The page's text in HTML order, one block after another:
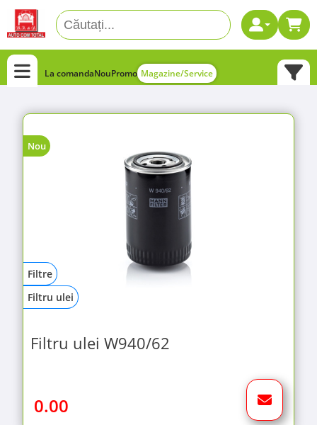
La comandaNouPromo Magazine/Service
Nou
Filtre
Filtru ulei
Filtru ulei W940/62
0.00